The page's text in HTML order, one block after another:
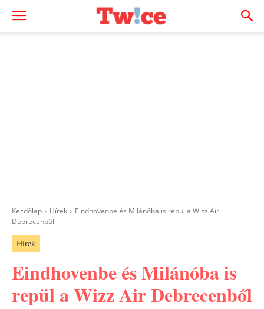
Kezdőlap Hírek
Eindhovenbe és Milánóba is repül a Wizz Air
Debrecenből
Hírek
Eindhovenbe és Milánóba is
repül a Wizz Air Debrecenből